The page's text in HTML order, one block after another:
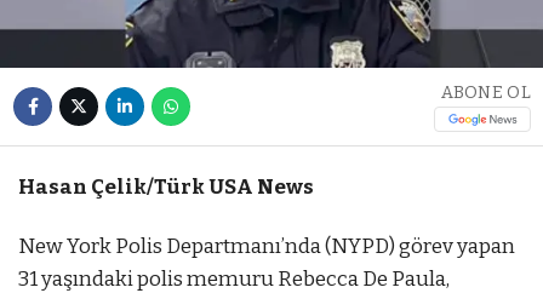
ABONE OL
Hasan Çelik/Türk USA News
New York Polis Departmanı’nda (NYPD) görev yapan
31 yaşındaki polis memuru Rebecca De Paula,